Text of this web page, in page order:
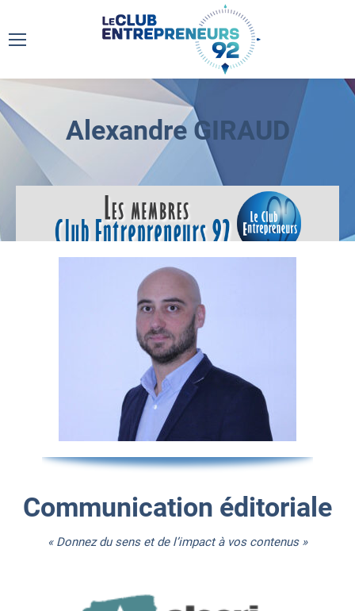
Alexandre GIRAUD
Communication éditoriale
« Donnez du sens et de l’impact à vos contenus »